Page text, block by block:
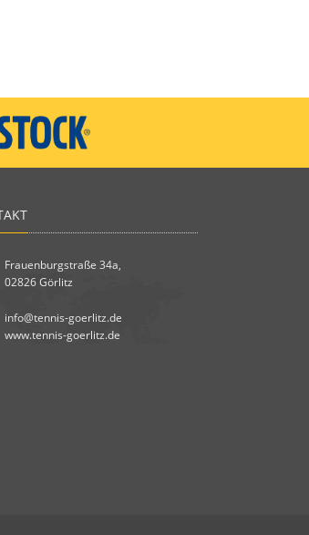
Frauenburgstraße 34a,
02826 Görlitz
info@tennis-goerlitz.de
www.tennis-goerlitz.de